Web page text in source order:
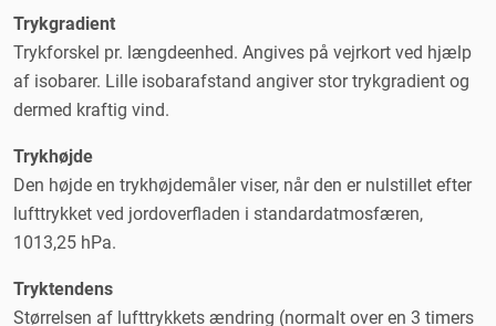
Trykgradient
Trykforskel pr. længdeenhed. Angives på vejrkort ved hjælp
af isobarer. Lille isobarafstand angiver stor trykgradient og
dermed kraftig vind.
Trykhøjde
Den højde en trykhøjdemåler viser, når den er nulstillet efter
lufttrykket ved jordoverfladen i standardatmosfæren,
1013,25 hPa.
Tryktendens
Størrelsen af lufttrykkets ændring (normalt over en 3 timers